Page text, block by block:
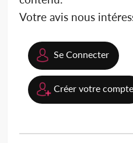
Votre avis nous
Se Connecter
Créer votre compte